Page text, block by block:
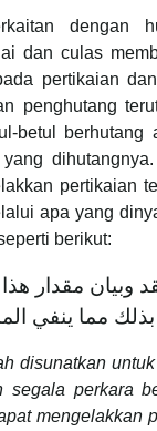
dengan
dan culas
pertikaian
penghutang
betul berhutang
pertikaian
apa yang
berikut:
وبيان مقدار
مما ينفي
disunatkan
segala perkara
mengelakkan